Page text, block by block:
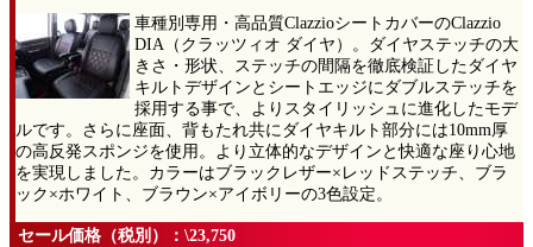
車種別専用・高品質ClazzioシートカバーのClazzio
DIA（クラッツィオ ダイヤ）。ダイヤステッチの大
きさ・形状、ステッチの間隔を徹底検証したダイヤ
キルトデザインとシートエッジにダブルステッチを
採用する事で、よりスタイリッシュに進化したモデ
ルです。さらに座面、背もたれ共にダイヤキルト部分には10mm厚
の高反発スポンジを使用。より立体的なデザインと快適な座り心地
を実現しました。カラーはブラックレザー×レッドステッチ、ブラ
ック×ホワイト、ブラウン×アイボリーの3色設定。
セール価格（税別）：\23,750